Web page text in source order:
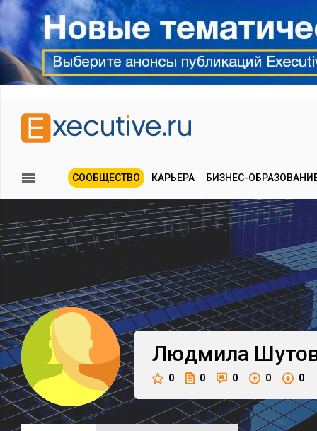
СООБЩЕСТВО КАРЬЕРА БИЗНЕС-
Людмила
0 0 0 0 0